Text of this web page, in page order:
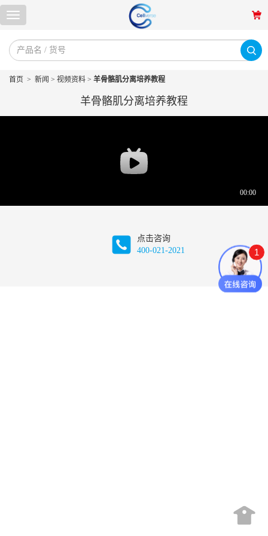
首页 > 新闻 > 视频资料 > 羊骨骼肌分离培养教程
羊骨骼肌分离培养教程
点击咨询
400-021-2021
1